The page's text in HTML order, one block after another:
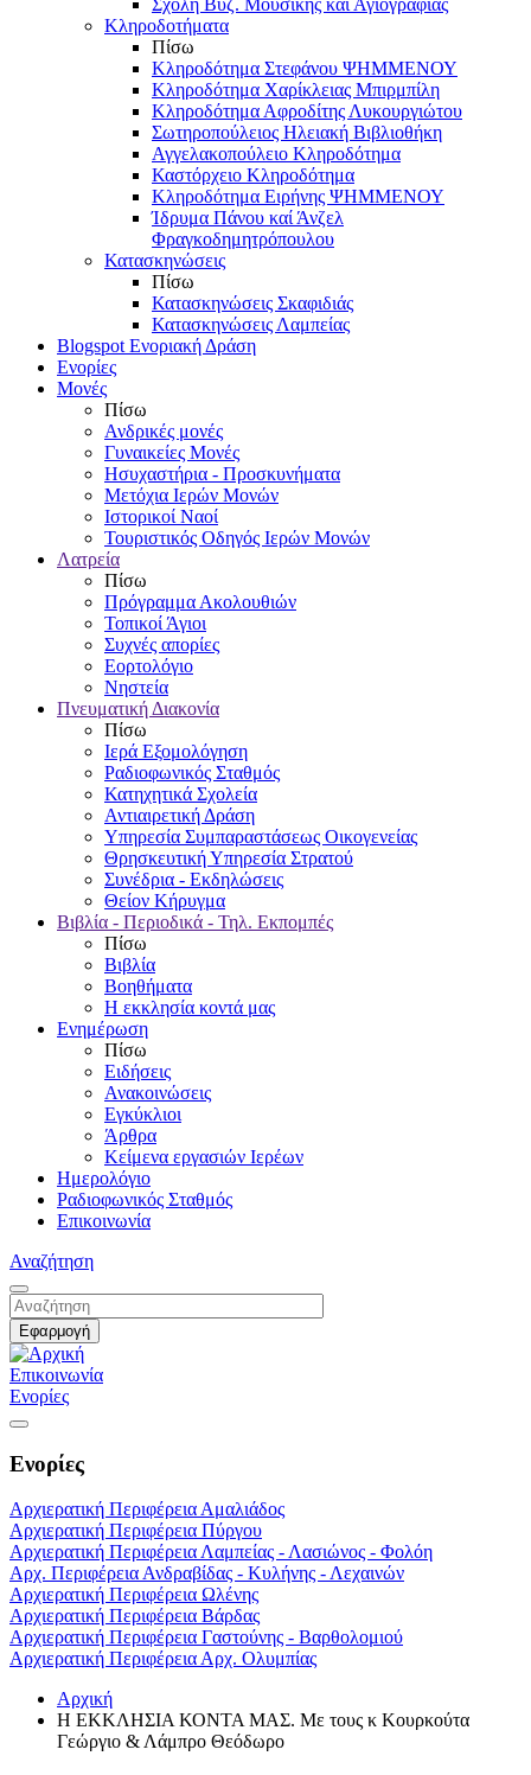
Κληροδοτήματα
Πίσω
Κληροδότημα Στεφάνου ΨΗΜΜΕΝΟΥ
Κληροδότημα Χαρίκλειας Μπιρμπίλη
Κληροδότημα Αφροδίτης Λυκουργιώτου
Σωτηροπούλειος Ηλειακή Βιβλιοθήκη
Αγγελακοπούλειο Κληροδότημα
Καστόρχειο Κληροδότημα
Κληροδότημα Ειρήνης ΨΗΜΜΕΝΟΥ
Ίδρυμα Πάνου καί Άνζελ
Φραγκοδημητρόπουλου
Κατασκηνώσεις
Πίσω
Κατασκηνώσεις Σκαφιδιάς
Κατασκηνώσεις Λαμπείας
Blogspot Ενοριακή Δράση
Ενορίες
Μονές
Πίσω
Ανδρικές μονές
Γυναικείες Μονές
Ησυχαστήρια - Προσκυνήματα
Μετόχια Ιερών Μονών
Ιστορικοί Ναοί
Τουριστικός Οδηγός Ιερών Μονών
Λατρεία
Πίσω
Πρόγραμμα Ακολουθιών
Τοπικοί Άγιοι
Συχνές απορίες
Εορτολόγιο
Νηστεία
Πνευματική Διακονία
Πίσω
Ιερά Εξομολόγηση
Ραδιοφωνικός Σταθμός
Κατηχητικά Σχολεία
Αντιαιρετική Δράση
Υπηρεσία Συμπαραστάσεως Οικογενείας
Θρησκευτική Υπηρεσία Στρατού
Συνέδρια - Εκδηλώσεις
Θείον Κήρυγμα
Βιβλία - Περιοδικά - Τηλ. Εκπομπές
Πίσω
Βιβλία
Βοηθήματα
Η εκκλησία κοντά μας
Ενημέρωση
Πίσω
Ειδήσεις
Ανακοινώσεις
Εγκύκλιοι
Άρθρα
Κείμενα εργασιών Ιερέων
Ημερολόγιο
Ραδιοφωνικός Σταθμός
Επικοινωνία
Αναζήτηση
Επικοινωνία
Ενορίες
Ενορίες
Αρχιερατική Περιφέρεια Αμαλιάδος
Αρχιερατική Περιφέρεια Πύργου
Αρχιερατική Περιφέρεια Λαμπείας - Λασιώνος - Φολόη
Αρχ. Περιφέρεια Ανδραβίδας - Κυλήνης - Λεχαινών
Αρχιερατική Περιφέρεια Ωλένης
Αρχιερατική Περιφέρεια Βάρδας
Αρχιερατική Περιφέρεια Γαστούνης - Βαρθολομιού
Αρχιερατική Περιφέρεια Αρχ. Ολυμπίας
Αρχική
Η ΕΚΚΛΗΣΙΑ ΚΟΝΤΑ ΜΑΣ. Με τους κ Κουρκούτα
Γεώργιο & Λάμπρο Θεόδωρο